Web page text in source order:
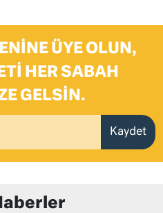
ÜYE OLUN,
HER SABAH
GELSIN.
Kaydet